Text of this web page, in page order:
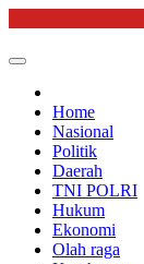
content
Home
Nasional
Politik
Daerah
TNI POLRI
Hukum
Ekonomi
Olah raga